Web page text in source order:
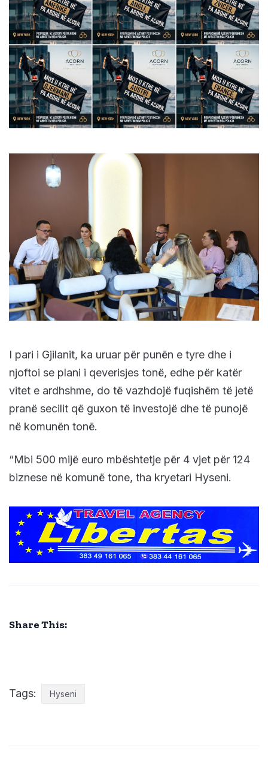
I pari i Gjilanit, ka uruar për punën e tyre dhe i
njoftoi se plani i qeverisjes tonë, edhe për katër
vitet e ardhshme, do të vazhdojë fuqishëm të jetë
pranë secilit që guxon të investojë dhe të punojë
në komunën tonë.
“Mbi 500 mijë euro mbështetje për 4 vjet për 124
biznese në komunë tone, tha kryetari Hyseni.
Share This:
Tags: Hyseni